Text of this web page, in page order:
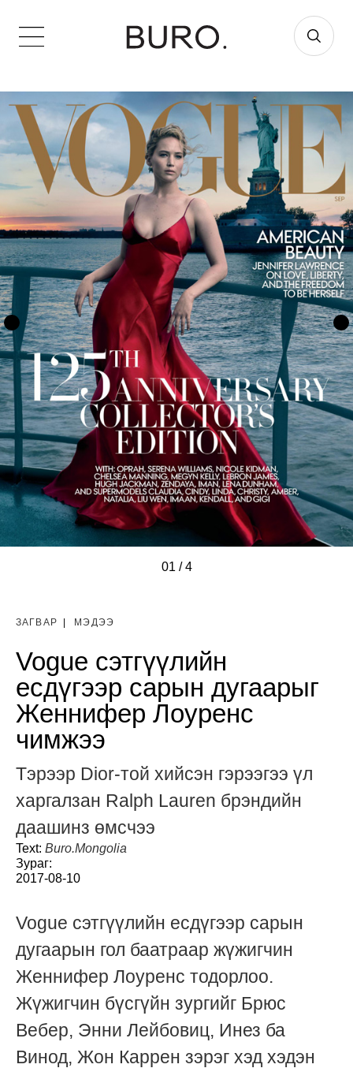
01 / 4
///
ЗАГВАР | МЭДЭЭ
Vogue сэтгүүлийн
есдүгээр сарын дугаарыг
Женнифер Лоуренс
чимжээ
Тэрээр Dior-той хийсэн гэрээгээ үл
харгалзан Ralph Lauren брэндийн
даашинз өмсчээ
Text: Buro.Mongolia
Зураг:
2017-08-10
Vogue сэтгүүлийн есдүгээр сарын
дугаарын гол баатраар жүжигчин
Женнифер Лоуренс тодорлоо.
Жүжигчин бүсгүйн зургийг Брюс
Вебер, Энни Лейбовиц, Инез ба
Винод, Жон Каррен зэрэг хэд хэдэн